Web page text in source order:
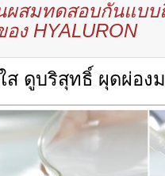
ผสมทดสอบกันแบบ
อง HYALURON
ส ดูบริสุทธิ์ ผุดผ่อง